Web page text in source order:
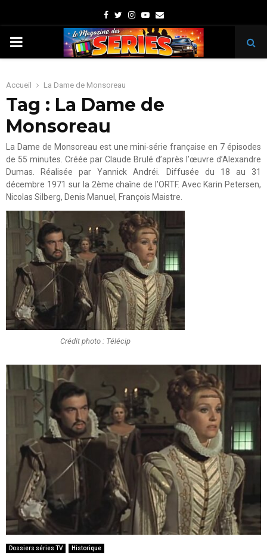
Facebook
TwitterInstagram
Youtube
Email
PRIMARY
Accueil La Dame de Monsoreau
Tag : La Dame de
Monsoreau
La Dame de Monsoreau est une mini-série française en 7 épisodes
de 55 minutes. Créée par Claude Brulé d’après l’œuvre d’Alexandre
Dumas. Réalisée par Yannick Andréi. Diffusée du 18 au 31
décembre 1971 sur la 2ème chaîne de l’ORTF. Avec Karin Petersen,
Nicolas Silberg, Denis Manuel, François Maistre.
Crédit photo : Télécip
Dossiers séries TV Historique